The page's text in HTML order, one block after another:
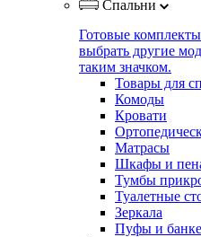
Спальни
Готовые
выбрать другие
таким значком.
Товары для
Комоды
Кровати
Матрасы
Шкафы и
Тумбы
Туалетные
Зеркала
Пуфы и